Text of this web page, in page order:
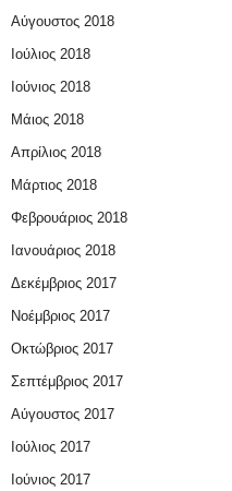
Αύγουστος 2018
Ιούλιος 2018
Ιούνιος 2018
Μάιος 2018
Απρίλιος 2018
Μάρτιος 2018
Φεβρουάριος 2018
Ιανουάριος 2018
Δεκέμβριος 2017
Νοέμβριος 2017
Οκτώβριος 2017
Σεπτέμβριος 2017
Αύγουστος 2017
Ιούλιος 2017
Ιούνιος 2017